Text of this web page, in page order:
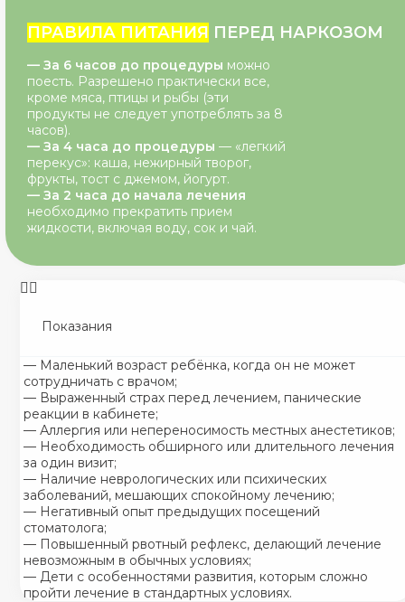
ПРАВИЛА ПИТАНИЯ ПЕРЕД НАРКОЗОМ
— За 6 часов до процедуры можно
поесть. Разрешено практически все,
кроме мяса, птицы и рыбы (эти
продукты не следует употреблять за 8
часов).
— За 4 часа до процедуры — «легкий
перекус»: каша, нежирный творог,
фрукты, тост с джемом, йогурт.
— За 2 часа до начала лечения
необходимо прекратить прием
жидкости, включая воду, сок и чай.
Показания
— Маленький возраст ребёнка, когда он не может
сотрудничать с врачом;
— Выраженный страх перед лечением, панические
реакции в кабинете;
— Аллергия или непереносимость местных анестетиков;
— Необходимость обширного или длительного лечения
за один визит;
— Наличие неврологических или психических
заболеваний, мешающих спокойному лечению;
— Негативный опыт предыдущих посещений
стоматолога;
— Повышенный рвотный рефлекс, делающий лечение
невозможным в обычных условиях;
— Дети с особенностями развития, которым сложно
пройти лечение в стандартных условиях.